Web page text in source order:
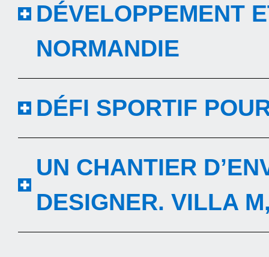
DÉVELOPPEMENT
NORMANDIE
DÉFI SPORTIF
UN CHANTIER
DESIGNER. VILLA